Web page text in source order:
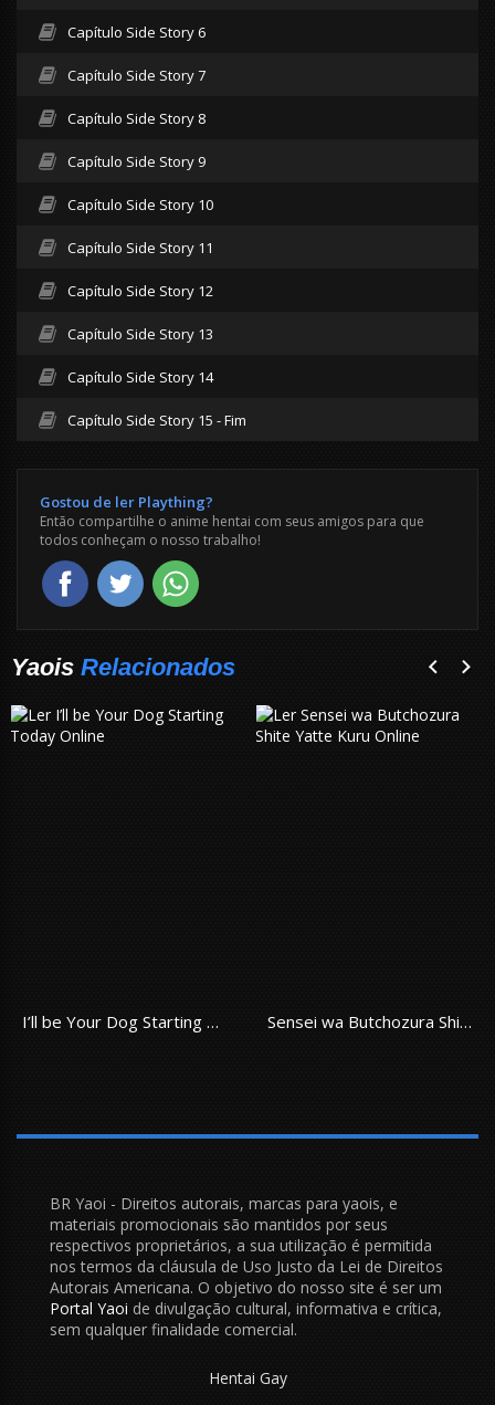
Capítulo Side Story 6
Capítulo Side Story 7
Capítulo Side Story 8
Capítulo Side Story 9
Capítulo Side Story 10
Capítulo Side Story 11
Capítulo Side Story 12
Capítulo Side Story 13
Capítulo Side Story 14
Capítulo Side Story 15 - Fim
Gostou de ler Plaything?
Então compartilhe o anime hentai com seus amigos para que
todos conheçam o nosso trabalho!
Yaois Relacionados
I’ll be Your Dog Starting Today Sensei wa Butchozura Shite Yatte Kuru
BR Yaoi - Direitos autorais, marcas para yaois, e
materiais promocionais são mantidos por seus
respectivos proprietários, a sua utilização é permitida
nos termos da cláusula de Uso Justo da Lei de Direitos
Autorais Americana. O objetivo do nosso site é ser um
Portal Yaoi de divulgação cultural, informativa e crítica,
sem qualquer finalidade comercial.
Hentai Gay